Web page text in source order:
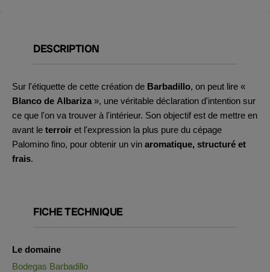
DESCRIPTION
Sur l'étiquette de cette création de Barbadillo, on peut lire «
Blanco de Albariza », une véritable déclaration d'intention sur
ce que l'on va trouver à l'intérieur. Son objectif est de mettre en
avant le terroir et l'expression la plus pure du cépage
Palomino fino, pour obtenir un vin aromatique, structuré et
frais.
FICHE TECHNIQUE
Le domaine
Bodegas Barbadillo